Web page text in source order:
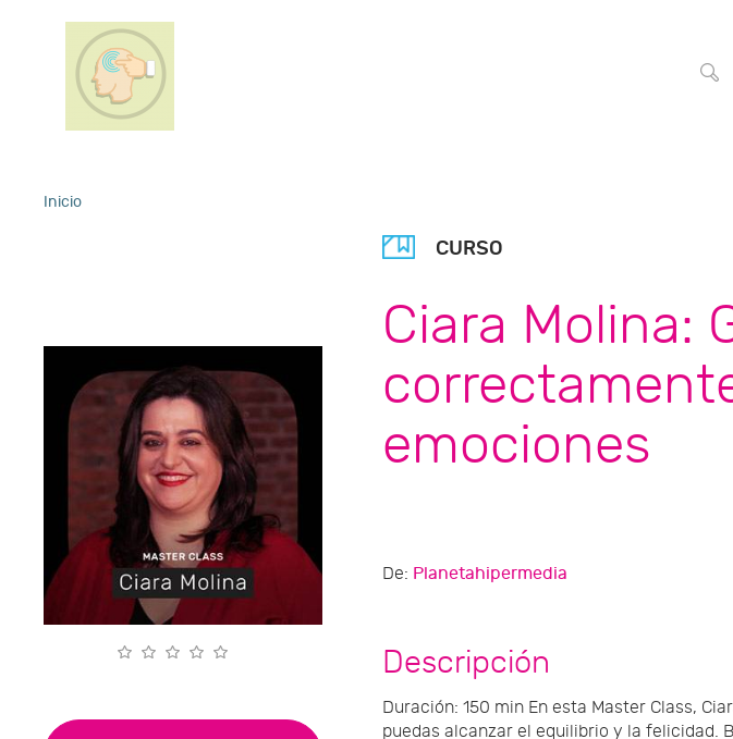
Inicio
CURSO
Ciara Molina:
emociones
De: Planetahipermedia
Descripción
Duración: 150 min En esta Master Class,
puedas alcanzar el equilibrio y la felicidad.